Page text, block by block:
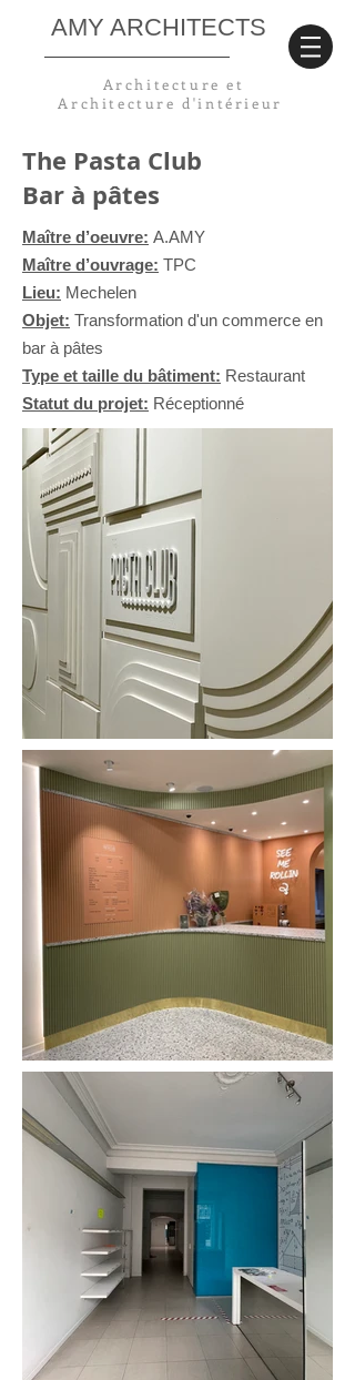
AMY ARCHITECTS
Architecture et
Architectured'intérieur
The Pasta Club
Bar à pâtes
Maître d’oeuvre: A.AMY
Maître d’ouvrage: TPC
Lieu: Mechelen
Objet: Transformation d'un commerce en
bar à pâtes
Type et taille du bâtiment: Restaurant
Statut du projet: Réceptionné